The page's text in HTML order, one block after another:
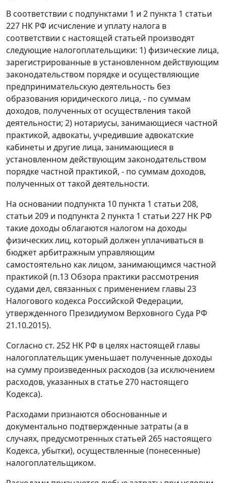
В соответствии с подпунктами 1 и 2 пункта 1 статьи
227 НК РФ исчисление и уплату налога в
соответствии с настоящей статьей производят
следующие налогоплательщики: 1) физические лица,
зарегистрированные в установленном действующим
законодательством порядке и осуществляющие
предпринимательскую деятельность без
образования юридического лица, - по суммам
доходов, полученных от осуществления такой
деятельности; 2) нотариусы, занимающиеся частной
практикой, адвокаты, учредившие адвокатские
кабинеты и другие лица, занимающиеся в
установленном действующим законодательством
порядке частной практикой, - по суммам доходов,
полученных от такой деятельности.
На основании подпункта 10 пункта 1 статьи 208,
статьи 209 и подпункта 2 пункта 1 статьи 227 НК РФ
такие доходы облагаются налогом на доходы
физических лиц, который должен уплачиваться в
бюджет арбитражным управляющим
самостоятельно как лицом, занимающимся частной
практикой (п.13 Обзора практики рассмотрения
судами дел, связанных с применением главы 23
Налогового кодекса Российской Федерации,
утвержденного Президиумом Верховного Суда РФ
21.10.2015).
Согласно ст. 252 НК РФ в целях настоящей главы
налогоплательщик уменьшает полученные доходы
на сумму произведенных расходов (за исключением
расходов, указанных в статье 270 настоящего
Кодекса).
Расходами признаются обоснованные и
документально подтвержденные затраты (а в
случаях, предусмотренных статьей 265 настоящего
Кодекса, убытки), осуществленные (понесенные)
налогоплательщиком.